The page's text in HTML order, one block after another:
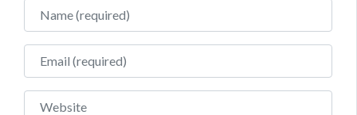
Name
Email
Website